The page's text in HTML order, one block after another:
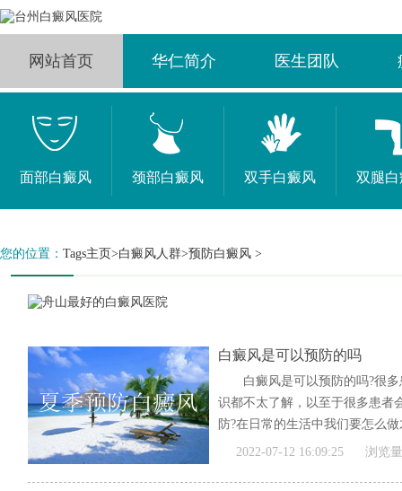
网站首页 华仁简介 医生团队
面部白癜风 颈部白癜风 双手白癜风 双腿
您的位置： Tags主页>白癜风人群>预防白癜风 >
白癜风是可以预防的吗
白癜风是可以预防的吗?很
识都不太了解，以至于很多患者
防?在日常的生活中我们要怎么
[全文]
2022-07-12 16:09:25 浏览